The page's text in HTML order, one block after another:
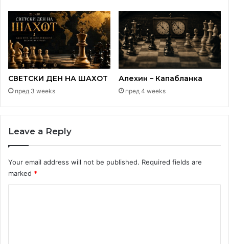
повеќето градови каде живее бројната македонска
заедница, изјави Зорица Митровиќ, претседател на
Македонскиот национален совет во Србија.
СВЕТСКИ ДЕН НА ШАХОТ
пред 3 weeks
Алехин – Капабланка
пред 4 weeks
Leave a Reply
Your email address will not be published. Required fields are
marked *